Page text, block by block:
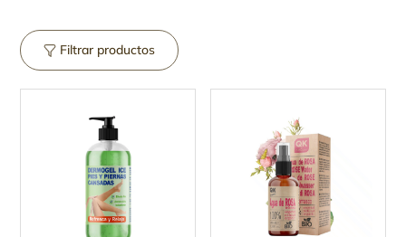
Filtrar productos